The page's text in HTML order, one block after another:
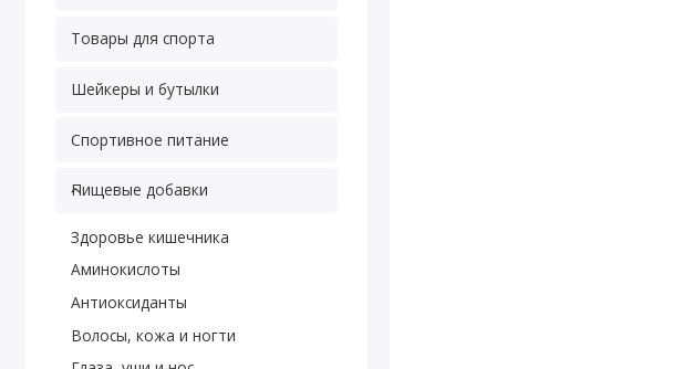
Товары для спорта
Шейкеры и бутылки
Спортивное питание
Пищевые добавки
Здоровье кишечника
Аминокислоты
Антиоксиданты
Волосы, кожа и ногти